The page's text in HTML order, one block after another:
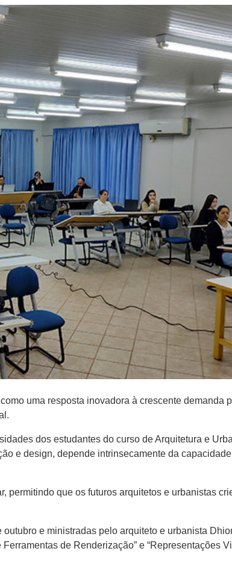
uma resposta inovadora à crescente demanda
dos estudantes do curso de Arquitetura e
e design, depende intrinsecamente da
permitindo que os futuros arquitetos e urbanistas
e ministradas pelo arquiteto e urbanista
de Renderização” e “Representações